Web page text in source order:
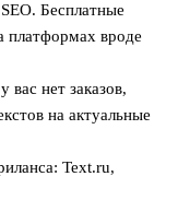
Бесплатные
платформах вроде
вас нет заказов,
на актуальные
Text.ru,